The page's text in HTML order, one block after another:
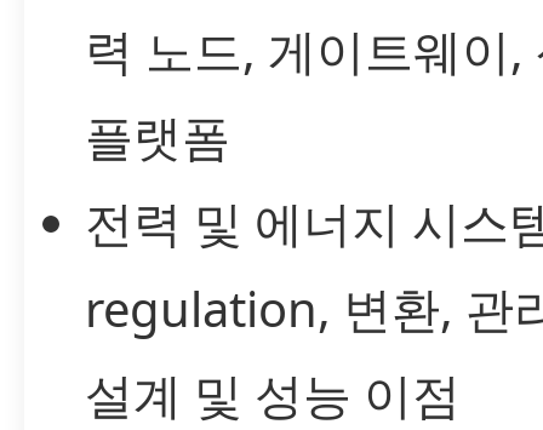
력 노드, 게이트웨이,
플랫폼
전력 및 에너지 시스
regulation, 변환, 관
설계 및 성능 이점